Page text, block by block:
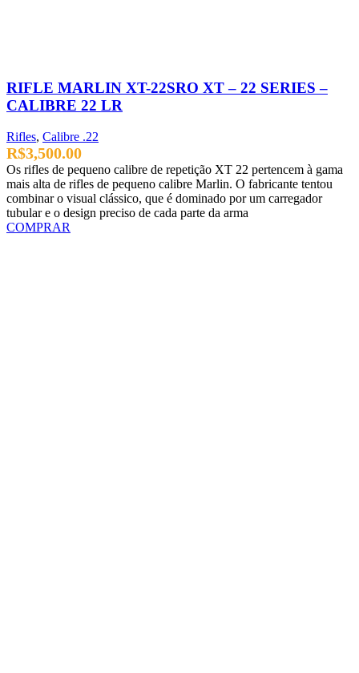
RIFLE MARLIN XT-22SRO XT – 22 SERIES –
CALIBRE 22 LR
Rifles, Calibre .22
R$3,500.00
Os rifles de pequeno calibre de repetição XT 22 pertencem à gama
mais alta de rifles de pequeno calibre Marlin. O fabricante tentou
combinar o visual clássico, que é dominado por um carregador
tubular e o design preciso de cada parte da arma
COMPRAR